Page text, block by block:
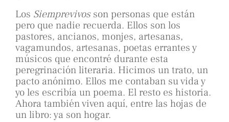
Los Siemprevivosson personas que están
pero que nadie recuerda. Ellos son los
pastores, ancianos, monjes, artesanas,
vagamundos, artesanas, poetas errantes y
músicos que encontré durante esta
peregrinación literaria. Hicimos un trato, un
pacto anónimo. Ellos me contaban su vida y
yo les escribía un poema. El resto es historia.
Ahora también viven aquí, entre las hojas de
un libro: ya son hogar.